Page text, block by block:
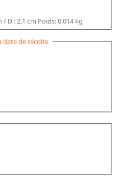
D : 2,1 cm Poids: 0,014 kg
date de récolte